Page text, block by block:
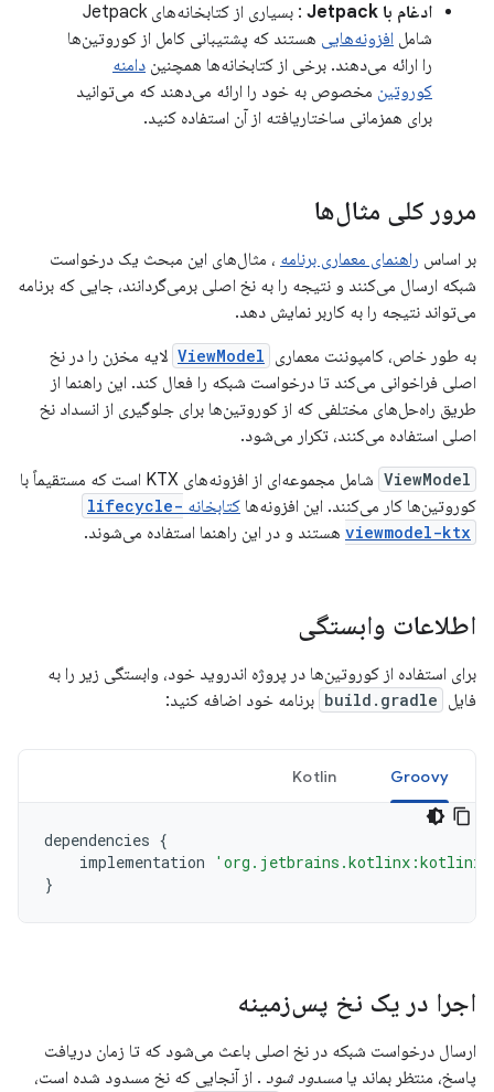
ادغام با Jetpack
: بسیاری از کتابخانه‌های Jetpack
شامل افزونه‌هایی هستند که پشتیبانی کامل از کوروتین‌ها
را ارائه می‌دهند. برخی از کتابخانه‌ها همچنین دامنه
کوروتین مخصوص به خود را ارائه می‌دهند که می‌توانید
برای همزمانی ساختاریافته از آن استفاده کنید.
مرور کلی مثال‌ها
بر اساس راهنمای معماری برنامه ، مثال‌های این مبحث یک درخواست
شبکه ارسال می‌کنند و نتیجه را به نخ اصلی برمی‌گردانند، جایی که برنامه
می‌تواند نتیجه را به کاربر نمایش دهد.
به طور خاص، کامپوننت معماری ViewModel لایه مخزن را در نخ
اصلی فراخوانی می‌کند تا درخواست شبکه را فعال کند. این راهنما از
طریق راه‌حل‌های مختلفی که از کوروتین‌ها برای جلوگیری از انسداد نخ
اصلی استفاده می‌کنند، تکرار می‌شود.
ViewModel
شامل مجموعه‌ای از افزونه‌های KTX است که مستقیماً با
کوروتین‌ها کار می‌کنند. این افزونه‌ها کتابخانه lifecycle-
viewmodel-ktx هستند و در این راهنما استفاده می‌شوند.
اطلاعات وابستگی
برای استفاده از کوروتین‌ها در پروژه اندروید خود، وابستگی زیر را به
فایل build.gradle برنامه خود اضافه کنید:
Groovy
Kotlin
dependencies {
implementation
'org.jetbrains.kotlinx:kotlinx-
}
اجرا در یک نخ پس‌زمینه
ارسال درخواست شبکه در نخ اصلی باعث می‌شود که تا زمان دریافت
پاسخ، منتظر بماند یا مسدود شود . از آنجایی که نخ مسدود شده است،